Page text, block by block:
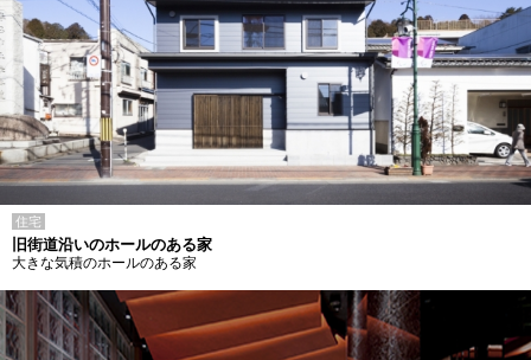
住宅
旧街道沿いのホールのある家
大きな気積のホールのある家